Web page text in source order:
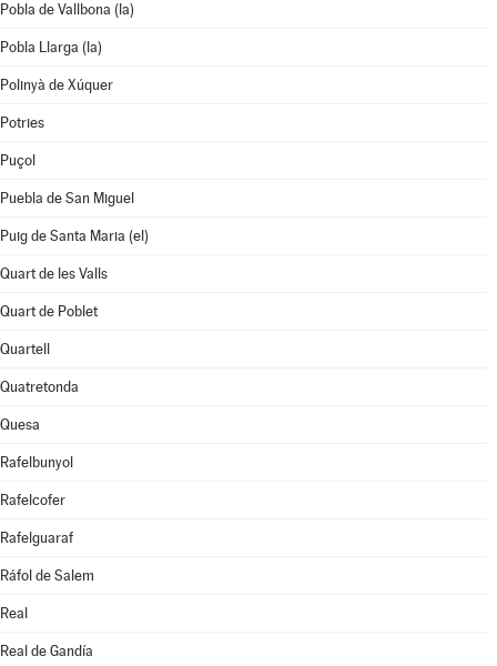
Pobla de Vallbona (la)
Pobla Llarga (la)
Polinyà de Xúquer
Potries
Puçol
Puebla de San Miguel
Puig de Santa Maria (el)
Quart de les Valls
Quart de Poblet
Quartell
Quatretonda
Quesa
Rafelbunyol
Rafelcofer
Rafelguaraf
Ráfol de Salem
Real
Real de Gandía